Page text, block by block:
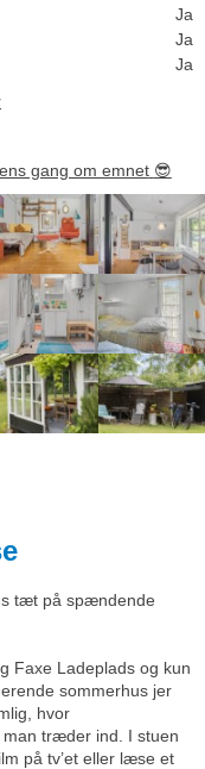
Ja
Ja
Ja
gang om emnet 😎
tæt på spændende
Faxe Ladeplads og kun
sommerhus jer
hvor
træder ind. I stuen
på tv’et eller læse et